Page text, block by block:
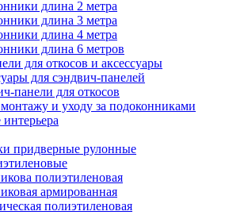
длина 2 метра
длина 3 метра
длина 4 метра
длина 6 метров
для откосов и аксессуары
для сэндвич-панелей
панели для откосов
и уходу за подоконниками
придверные рулонные
полиэтиленовая
армированная
полиэтиленовая